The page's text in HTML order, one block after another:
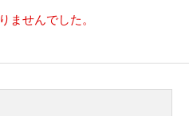
ませんでした。